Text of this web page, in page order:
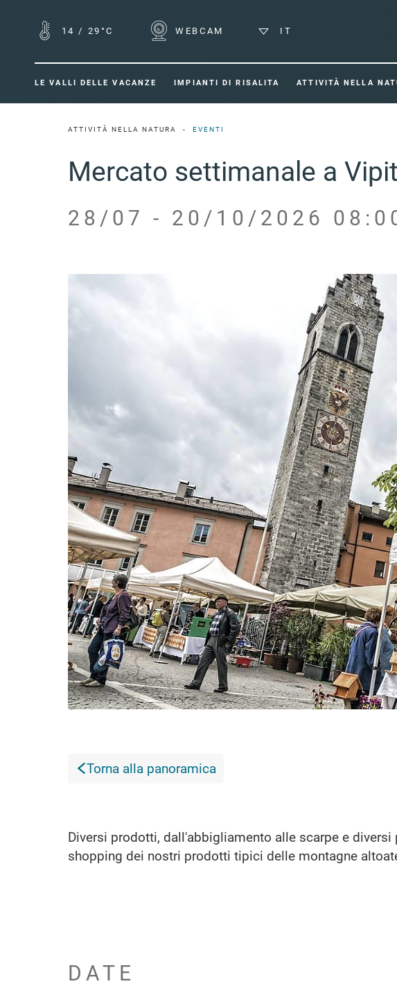
14 / 29°C WEBCAM IT
LE VALLI DELLE VACANZE IMPIANTI DI RISALITA ATTIVITÀ NELLA
ATTIVITÀ NELLA NATURA EVENTI
Mercato settimanale a
28/07 - 20/10/2026
Torna alla panoramica
Diversi prodotti, dall'abbigliamento alle scarpe e
shopping dei nostri prodotti tipici delle montagne
DATE